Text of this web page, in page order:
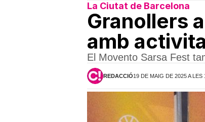
La Ciutat de Barcelona
Granollers
amb
El Movento Sarsa Fest
REDACCIÓ19 DE MAIG DE 2025 A LES